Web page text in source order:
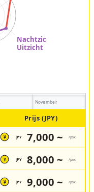
November
Prijs (JPY)
¥ JPY 7,000 ~ /pax
¥ JPY 8,000 ~ /pax
¥ JPY 9,000 ~ /pax